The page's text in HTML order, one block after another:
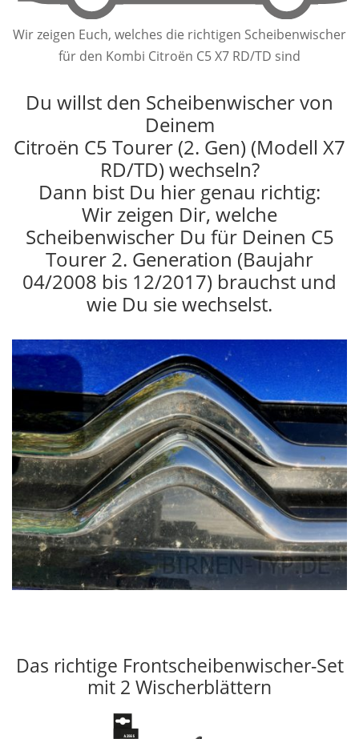
Wir zeigen Euch, welches die richtigen Scheibenwischer
für den Kombi Citroën C5 X7 RD/TD sind
Du willst den Scheibenwischer von
Deinem
Citroën C5 Tourer (2. Gen) (Modell X7
RD/TD) wechseln?
Dann bist Du hier genau richtig:
Wir zeigen Dir, welche
Scheibenwischer Du für Deinen C5
Tourer 2. Generation (Baujahr
04/2008 bis 12/2017) brauchst und
wie Du sie wechselst.
Das richtige Frontscheibenwischer-Set
mit 2 Wischerblättern